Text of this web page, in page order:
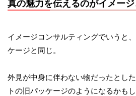
真の魅力を伝えるのがイメー
イメージコンサルティングでいうと
ケージと同じ。
外見が中身に伴わない物だったとし
トの旧パッケージのようになるかも